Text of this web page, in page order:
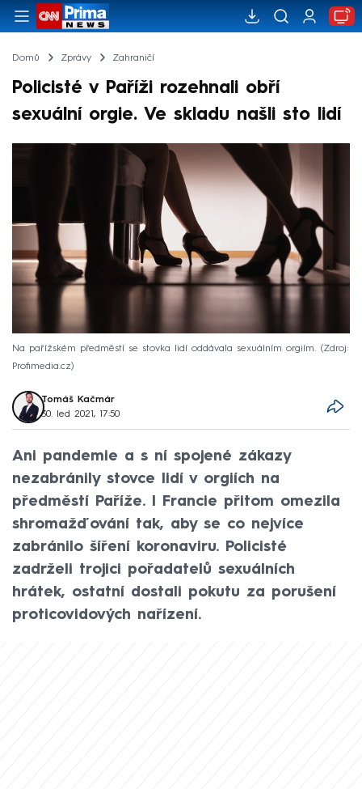
Domů Zprávy Zahraničí
Policisté v Paříži rozehnali obří
sexuální orgie. Ve skladu našli sto lidí
Na pařížském předměstí se stovka lidí oddávala sexuálním orgiím.
Zdroj:
Profimedia.cz
Tomáš Kačmár
30. led 2021, 17:50
Ani pandemie a s ní spojené zákazy
nezabránily stovce lidí v orgiích na
předměstí Paříže. I Francie přitom omezila
shromažďování tak, aby se co nejvíce
zabránilo šíření koronaviru. Policisté
zadrželi trojici pořadatelů sexuálních
hrátek, ostatní dostali pokutu za porušení
proticovidových nařízení.